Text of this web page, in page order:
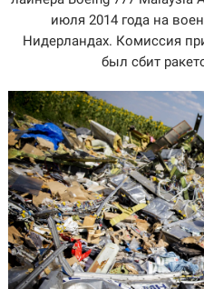
июля 2014 года на
Нидерландах. Комиссия
был сбит